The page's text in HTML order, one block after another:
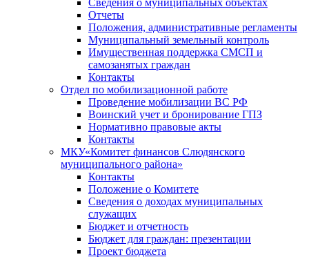
Сведения о муниципальных объектах
Отчеты
Положения, административные регламенты
Муниципальный земельный контроль
Имущественная поддержка СМСП и
самозанятых граждан
Контакты
Отдел по мобилизационной работе
Проведение мобилизации ВС РФ
Воинский учет и бронирование ГПЗ
Нормативно правовые акты
Контакты
МКУ«Комитет финансов Слюдянского
муниципального района»
Контакты
Положение о Комитете
Сведения о доходах муниципальных
служащих
Бюджет и отчетность
Бюджет для граждан: презентации
Проект бюджета